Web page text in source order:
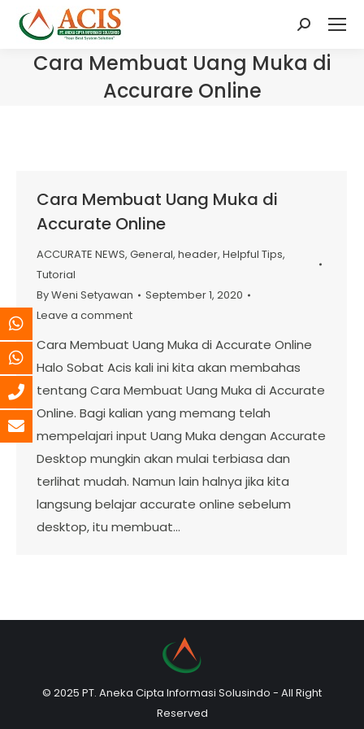
Search:
Cara Membuat Uang Muka di
Accurare Online
Cara Membuat Uang Muka di
Accurate Online
ACCURATE NEWS, General, header, Helpful Tips,
Tutorial
ByWeni Setyawan
September 1, 2020
Leave a comment
Cara Membuat Uang Muka di Accurate Online
Halo Sobat Acis kali ini kita akan membahas
tentang Cara Membuat Uang Muka di Accurate
Online. Bagi kalian yang memang telah
mempelajari input Uang Muka dengan Accurate
Desktop mungkin akan mulai terbiasa dan
terlihat mudah. Namun lain halnya jika kita
langsung belajar accurate online sebelum
desktop, itu membuat…
© 2025 PT. Aneka Cipta Informasi Solusindo - All Right
Reserved